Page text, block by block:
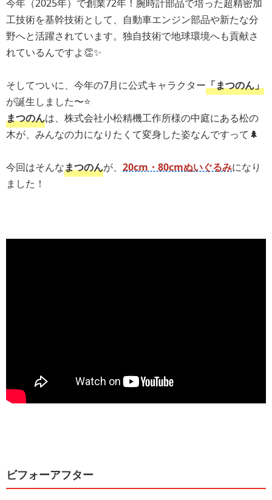
今年（2025年）で創業72年！腕時計部品で培った超精密加
工技術を基幹技術として、自動車エンジン部品や新たな分
野へと活躍されています。独自技術で地球環境へも貢献さ
れているんですよ👏✨
そしてついに、今年の7月に公式キャラクター「まつのん」
が誕生しました〜⭐️
まつのんは、株式会社小松精機工作所様の中庭にある松の
木が、みんなの力になりたくて変身した姿なんですって🌲
今回はそんなまつのんが、 20cm・80cmぬいぐるみ​になり
ました！
ビフォーアフター